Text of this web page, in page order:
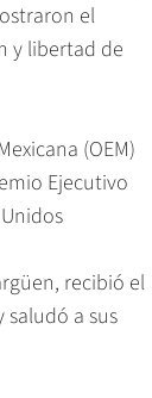
el
y libertad de
(OEM)
Ejecutivo
recibió el
saludó a sus